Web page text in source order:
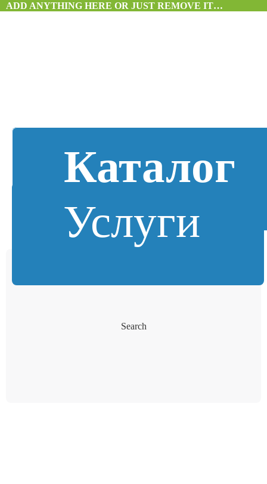
ADD ANYTHING HERE OR JUST REMOVE IT…
Каталог
Услуги
Search